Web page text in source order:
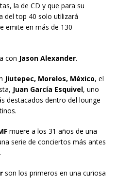
la de CD y que para su
del top 40 solo utilizará
emite en más de 130
con Jason Alexander.
Jiutepec, Morelos, México, el
Juan García Esquivel, uno
destacados dentro del lounge
muere a los 31 años de una
serie de conciertos más antes
son los primeros en una curiosa